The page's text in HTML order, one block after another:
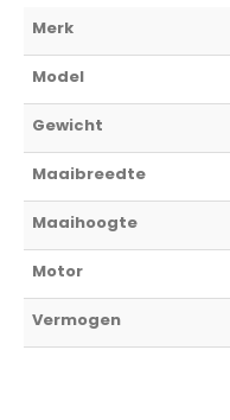
Merk
Model
Gewicht
Maaibreedte
Maaihoogte
Motor
Vermogen